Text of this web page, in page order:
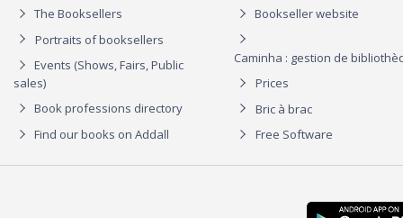
The Booksellers
Portraits of booksellers
Events (Shows, Fairs, Public
sales)
Book professions directory
Find our books on Addall
Bookseller website
Caminha : gestion de
Prices
Bric à brac
Free Software